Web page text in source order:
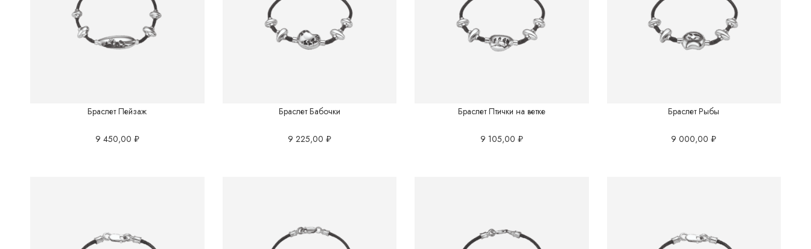
Браслет Пейзаж
9 450,00 ₽
Браслет Бабочки
9 225,00 ₽
Браслет Птички на ветке
9 105,00 ₽
Браслет Рыбы
9 000,00₽